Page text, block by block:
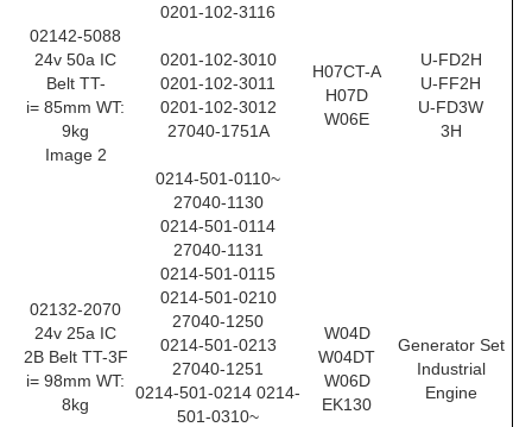
0201-102-3116
02142-5088
24v 50a IC
Belt TT-
i= 85mm WT:
9kg
Image 2
0201-102-3010
0201-102-3011
0201-102-3012
27040-1751A
H07CT-A
H07D
W06E
U-FD2H
U-FF2H
U-FD3W
3H
02132-2070
24v 25a IC
2B Belt TT-3F
i= 98mm WT:
8kg
0214-501-0110~
27040-1130
0214-501-0114
27040-1131
0214-501-0115
0214-501-0210
27040-1250
0214-501-0213
27040-1251
0214-501-0214 0214-
501-0310~
W04D
W04DT
W06D
EK130
Generator Set
Industrial
Engine